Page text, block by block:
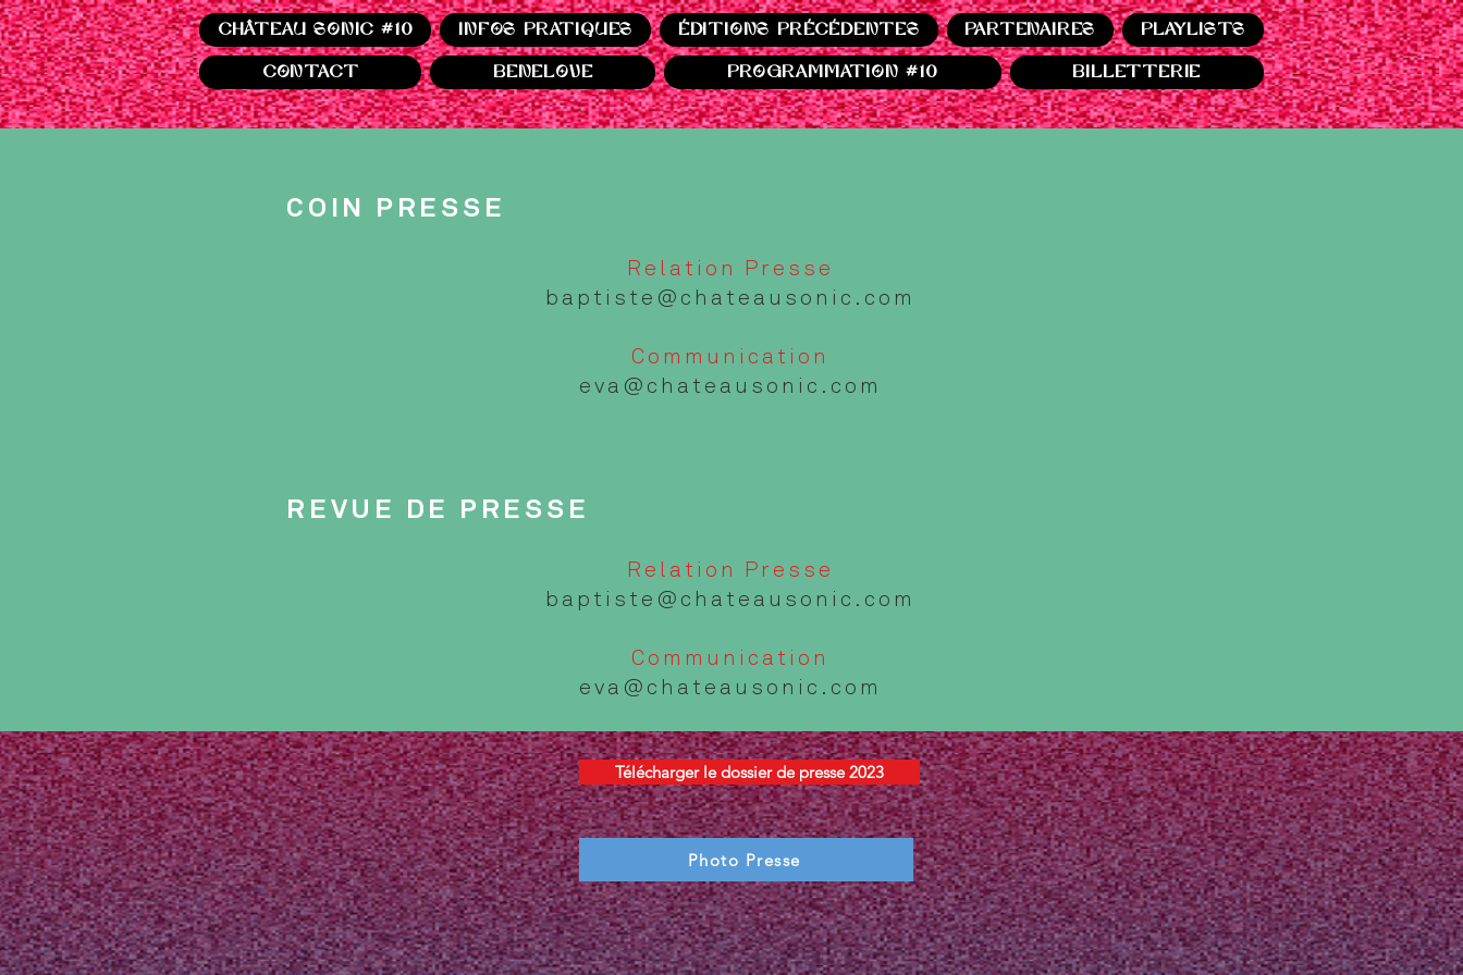
CHÂTEAU SONIC #10 INFOS PRATIQUES ÉDITIONS PRÉCÉDENTES PARTENAIRES PLAYLISTS
CONTACT BENELOVE PROGRAMMATION #10 BILLETTERIE
COIN PRESSE
Relation Presse
baptiste@chateausonic.com
Communication
eva@chateausonic.com
REVUE DE PRESSE
Relation Presse
baptiste@chateausonic.com
Communication
eva@chateausonic.com
Télécharger le dossier de presse 2023
Photo Presse